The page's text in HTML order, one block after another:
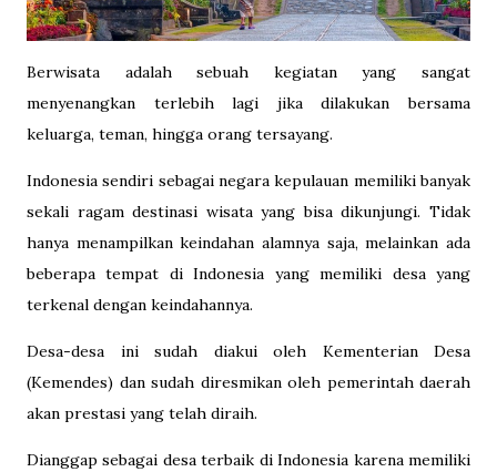
Berwisata adalah sebuah kegiatan yang sangat
menyenangkan terlebih lagi jika dilakukan bersama
keluarga, teman, hingga orang tersayang.
Indonesia sendiri sebagai negara kepulauan memiliki banyak
sekali ragam destinasi wisata yang bisa dikunjungi. Tidak
hanya menampilkan keindahan alamnya saja, melainkan ada
beberapa tempat di Indonesia yang memiliki desa yang
terkenal dengan keindahannya.
Desa-desa ini sudah diakui oleh Kementerian Desa
(Kemendes) dan sudah diresmikan oleh pemerintah daerah
akan prestasi yang telah diraih.
Dianggap sebagai desa terbaik di Indonesia karena memiliki